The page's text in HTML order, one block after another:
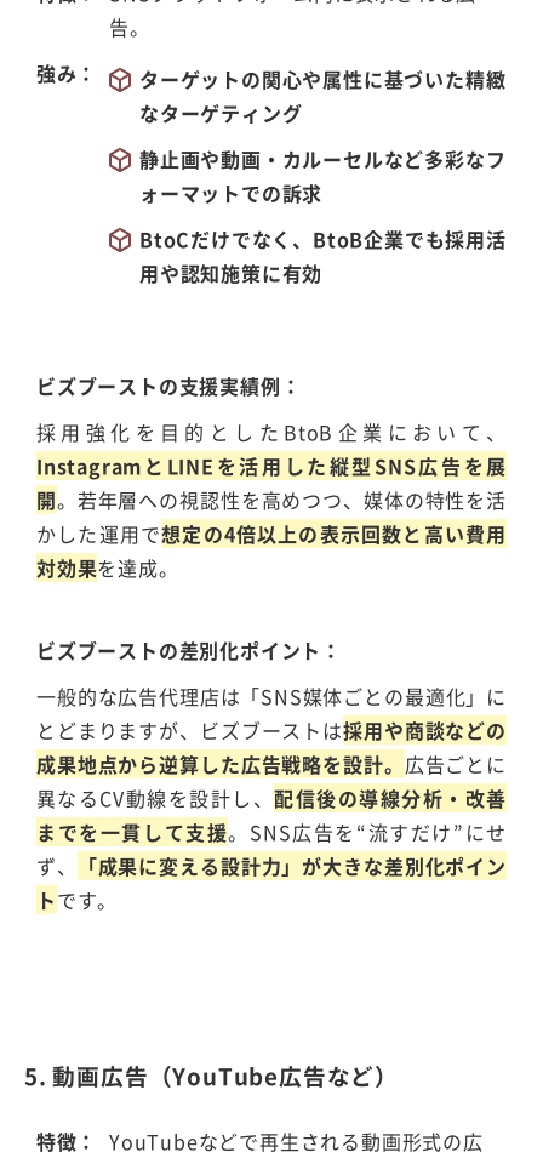
告。
強み
ターゲットの関心や属性に基づいた精緻
なターゲティング
静止画や動画・カルーセルなど多彩なフ
ォーマットでの訴求
BtoCだけでなく、BtoB企業でも採用活
用や認知施策に有効
ビズブーストの支援実績例
採用強化を目的としたBtoB企業において、
InstagramとLINEを活用した縦型SNS広告を展
開。若年層への視認性を高めつつ、媒体の特性を活
かした運用で想定の4倍以上の表示回数と高い費用
対効果を達成。
ビズブーストの差別化ポイント
一般的な広告代理店は「SNS媒体ごとの最適化」に
とどまりますが、ビズブーストは採用や商談などの
成果地点から逆算した広告戦略を設計。 広告ごとに
異なるCV動線を設計し、配信後の導線分析・改善
までを一貫して支援。SNS広告を“流すだけ”にせ
ず、
「成果に変える設計力」が大きな差別化ポイン
トです。
5. 動画広告（YouTube広告など）
特徴
YouTubeなどで再生される動画形式の広